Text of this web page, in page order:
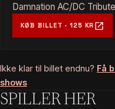
Damnation AC/DC
KØB BILLET · 125 KR open_in_new
Ikke klar til billet endnu? Få
shows
SPILLER HER